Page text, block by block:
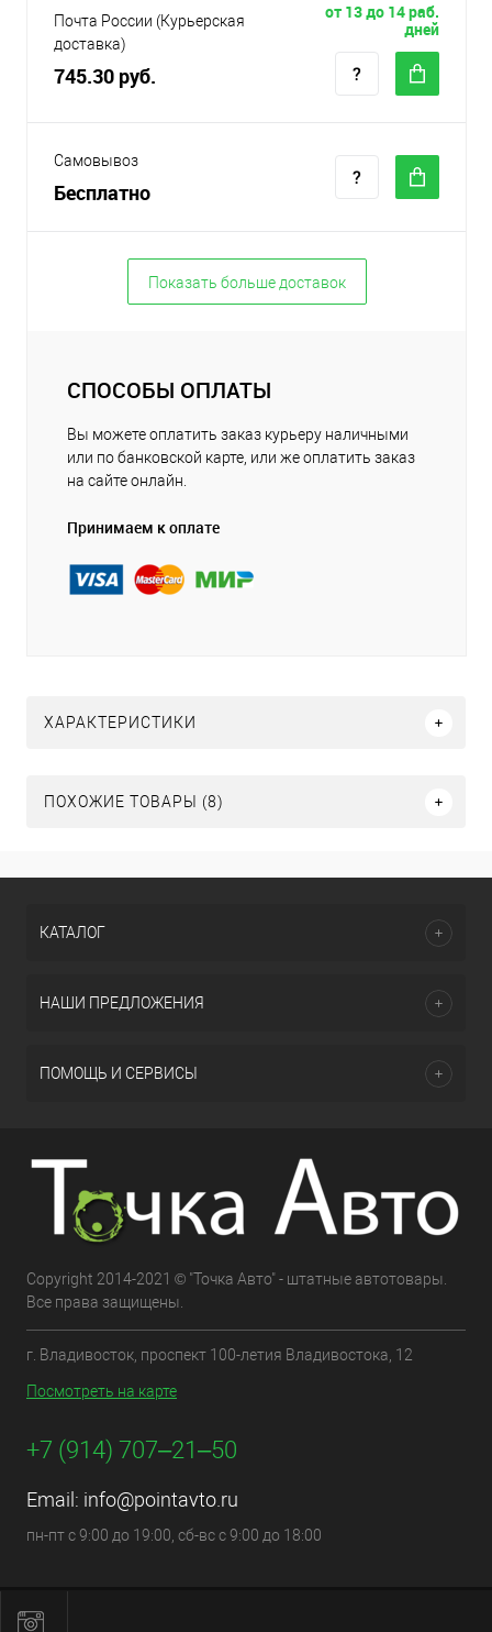
Почта России (Курьерская
доставка)
745.30 руб.
от 13 до 14 раб.
дней
Самовывоз
Бесплатно
Показать больше доставок
СПОСОБЫ ОПЛАТЫ
Вы можете оплатить заказ курьеру наличными
или по банковской карте, или же оплатить заказ
на сайте онлайн.
Принимаем к оплате
ХАРАКТЕРИСТИКИ
ПОХОЖИЕ ТОВАРЫ (8)
КАТАЛОГ
НАШИ ПРЕДЛОЖЕНИЯ
ПОМОЩЬ И СЕРВИСЫ
Copyright 2014-2021 © "Точка Авто" - штатные автотовары.
Все права защищены.
г. Владивосток, проспект 100-летия Владивостока, 12
Посмотреть на карте
+7 (914) 707‒21‒50
Email: info@pointavto.ru
пн-пт с 9:00 до 19:00, сб-вс с 9:00 до 18:00